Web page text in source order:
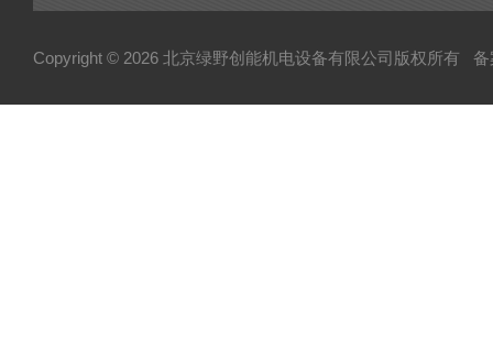
Copyright © 2026 北京绿野创能机电设备有限公司版权所有 备